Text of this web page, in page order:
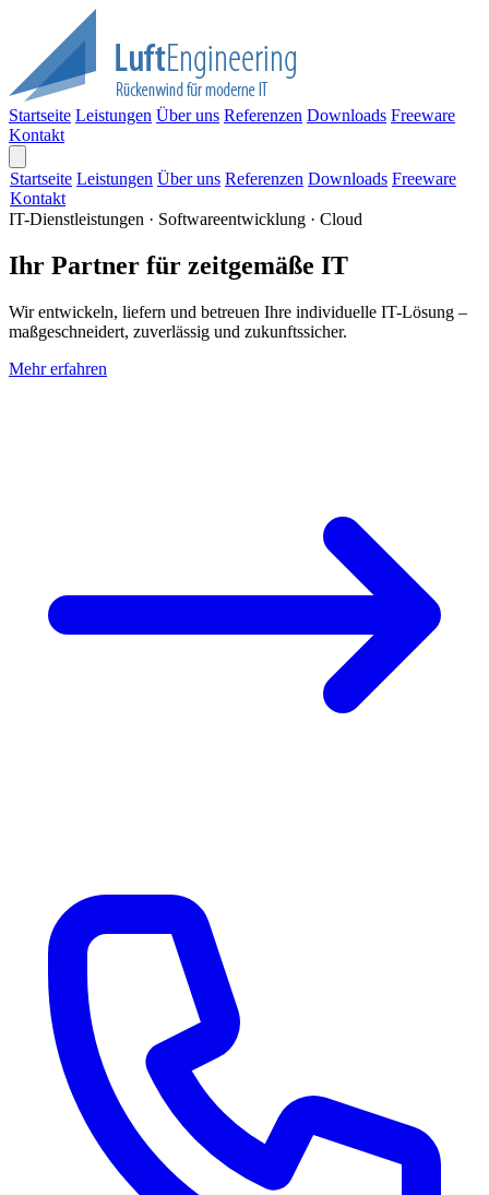
Startseite Leistungen Über uns Referenzen Downloads Freeware
Kontakt
Startseite Leistungen Über uns Referenzen Downloads Freeware
Kontakt
IT-Dienstleistungen · Softwareentwicklung · Cloud
Ihr Partner für zeitgemäße IT
Wir entwickeln, liefern und betreuen Ihre individuelle IT-Lösung –
maßgeschneidert, zuverlässig und zukunftssicher.
Mehr erfahren